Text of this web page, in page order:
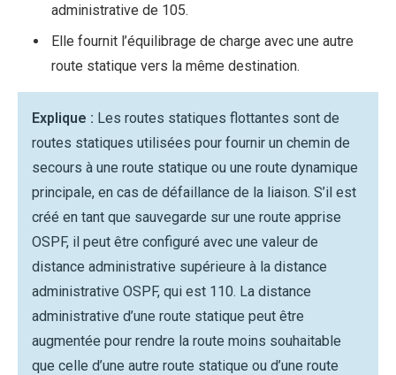
administrative de 105.
Elle fournit l’équilibrage de charge avec une autre
route statique vers la même destination.
Explique : Les routes statiques flottantes sont de
routes statiques utilisées pour fournir un chemin de
secours à une route statique ou une route dynamique
principale, en cas de défaillance de la liaison. S’il est
créé en tant que sauvegarde sur une route apprise
OSPF, il peut être configuré avec une valeur de
distance administrative supérieure à la distance
administrative OSPF, qui est 110. La distance
administrative d’une route statique peut être
augmentée pour rendre la route moins souhaitable
que celle d’une autre route statique ou d’une route